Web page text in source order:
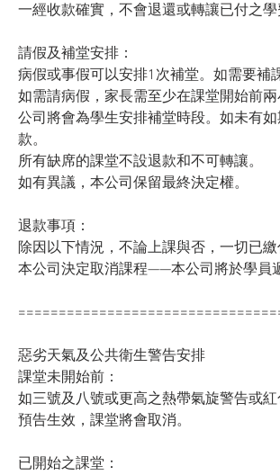
一經收款確實，不會退還或轉讓已付之學
請假及補堂安排：
病假或事假可以安排1次補堂。如需要補
如需請病假，家長需至少在課堂開始前
公司將會為學生安排補堂時段。如未有
款。
所有缺席的課堂不設退款和不可轉讓。
如有異議，本公司保留最終決定權。
退款事項：
除因以下情況，不論上課與否，一切已
本公司決定取消課程——本公司將於學員
惡劣天氣及公共衛生警告安排
課堂未開始前：
如三號及八號或更高之熱帶氣旋警告或
預告生效，課堂將會取消。
已開始之課堂：